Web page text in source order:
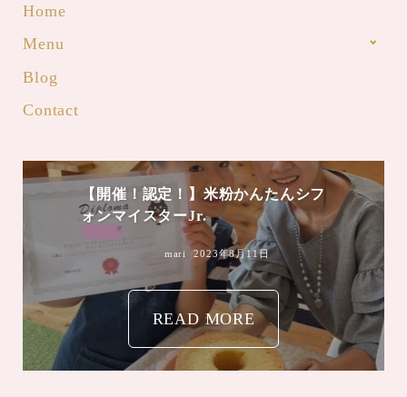
Home
Menu
Blog
Contact
mari 2023年8月4日